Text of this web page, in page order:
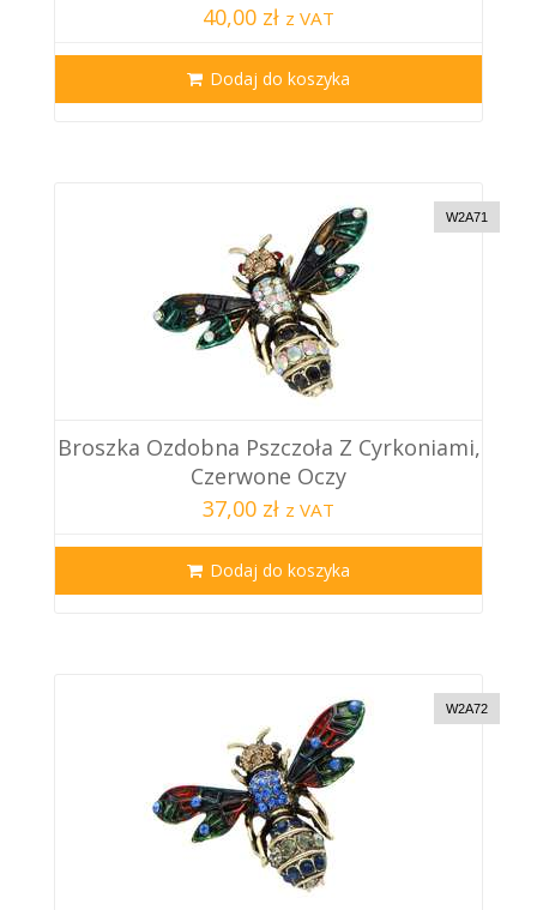
40,00 zł z VAT
Dodaj do koszyka
W2A71
Broszka Ozdobna Pszczoła Z Cyrkoniami,
Czerwone Oczy
37,00 zł z VAT
Dodaj do koszyka
W2A72